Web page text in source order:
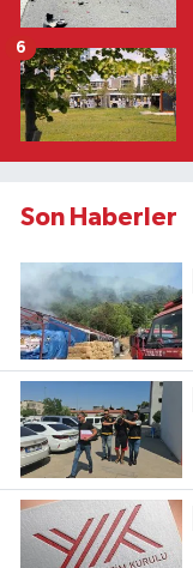
6
Son Haberler